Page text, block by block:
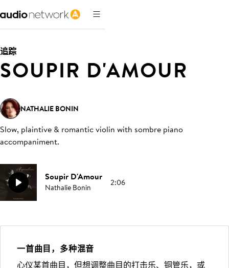
追踪
SOUPIR D'AMOUR
NATHALIE BONIN
Slow, plaintive & romantic violin with sombre piano
accompaniment.
Soupir D'Amour
Nathalie Bonin 2:06
一首曲目，多种混音
心仪某首曲目，但想调整曲目的打击乐、铜管乐，或